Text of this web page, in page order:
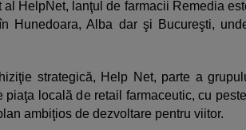
al HelpNet, lanţul de farmacii Remedia
Hunedoara, Alba dar şi Bucureşti,
strategică, Help Net, parte a
piaţa locală de retail farmaceutic, cu
ambiţios de dezvoltare pentru viitor.